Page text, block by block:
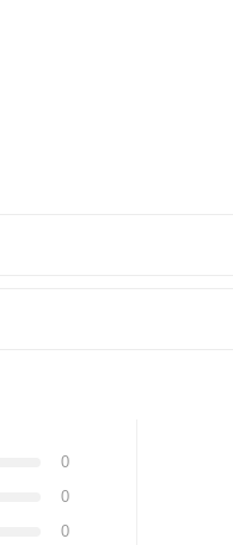
0
0
0